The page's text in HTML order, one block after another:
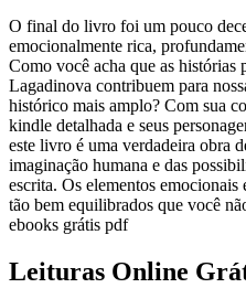
O final do livro foi um pouco
emocionalmente rica,
Como você acha que as histórias
Lagadinova contribuem para
histórico mais amplo? Com sua
kindle detalhada e seus
este livro é uma verdadeira obra
imaginação humana e das
escrita. Os elementos emocionais
tão bem equilibrados que você
ebooks grátis pdf
Leituras Online